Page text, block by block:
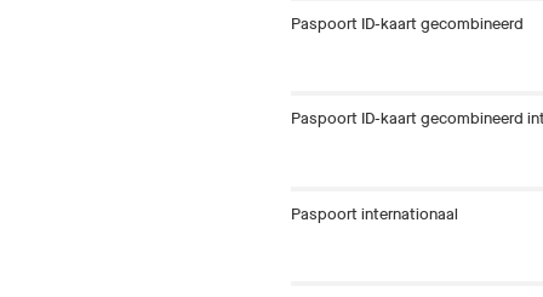
Paspoort ID-kaart gecombineerd
Paspoort ID-kaart gecombineerd
Paspoort internationaal